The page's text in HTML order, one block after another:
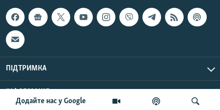
Додайте нас у Google
ПІДТРИМКА